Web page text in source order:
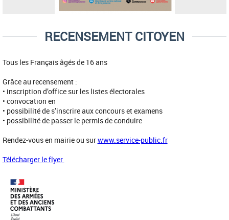
RECENSEMENT CITOYEN
Tous les Français âgés de 16 ans
Grâce au recensement :
• inscription d’office sur les listes électorales
• convocation en
• possibilité de s’inscrire aux concours et examens
• possibilité de passer le permis de conduire
Rendez-vous en mairie ou surwww.service-public.fr
Télécharger le flyer